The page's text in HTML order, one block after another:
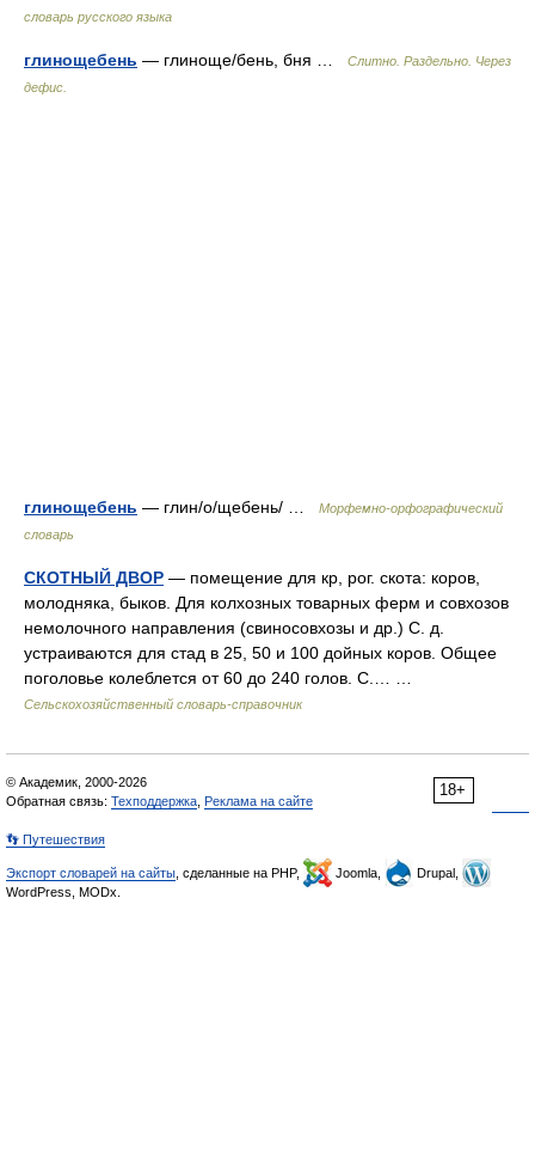
словарь русского языка
глинощебень — глиноще/бень, бня …
Слитно. Раздельно. Через
дефис.
глинощебень — глин/о/щебень/ …
Морфемно-орфографический
словарь
СКОТНЫЙ ДВОР — помещение для кр, рог. скота: коров,
молодняка, быков. Для колхозных товарных ферм и совхозов
немолочного направления (свиносовхозы и др.) С. д.
устраиваются для стад в 25, 50 и 100 дойных коров. Общее
поголовье колеблется от 60 до 240 голов. С.… …
Сельскохозяйственный словарь-справочник
18+
© Академик, 2000-2026
Обратная связь: Техподдержка Реклама на сайте
👣 Путешествия
Экспорт словарей на сайты , сделанные на PHP, Joomla,
Drupal,
WordPress, MODx.